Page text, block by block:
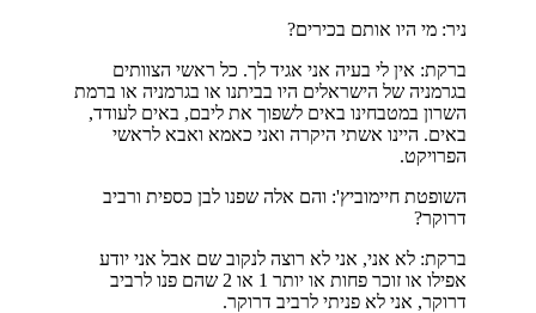
ניר: מי היו אותם בכירים?
ברקת: אין לי בעיה אני אגיד לך. כל ראשי הצוותים
בגרמניה של הישראלים היו בביתנו או בגרמניה או ברמת
השרון במטבחינו באים לשפוך את ליבם, באים לעודד,
באים. היינו אשתי היקרה ואני כאמא ואבא לראשי
הפרויקט.
השופטת חיימוביץ': והם אלה שפנו לבן כספית ורביב
דרוקר?
ברקת: לא אני, אני לא רוצה לנקוב שם אבל אני יודע
אפילו או זוכר פחות או יותר 1 או 2 שהם פנו לרביב
דרוקר, אני לא פניתי לרביב דרוקר.